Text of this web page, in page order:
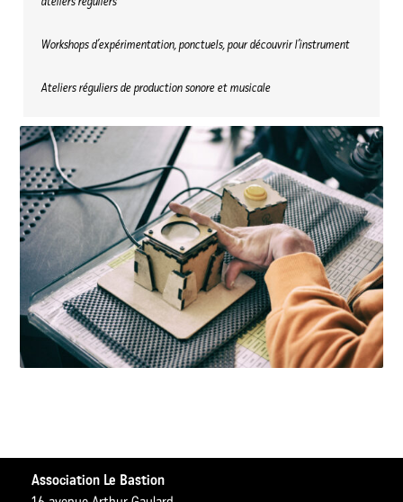
Workshops d’expérimentation, ponctuels, pour découvrir l’instrument
Ateliers réguliers de production sonore et musicale
Association Le Bastion